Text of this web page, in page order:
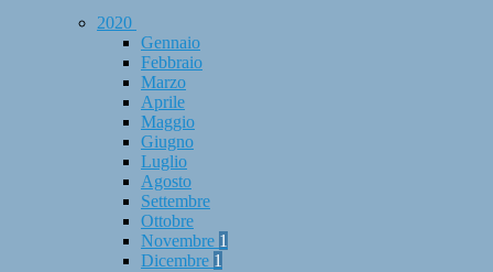
2020
Gennaio
Febbraio
Marzo
Aprile
Maggio
Giugno
Luglio
Agosto
Settembre
Ottobre
Novembre 1
Dicembre 1